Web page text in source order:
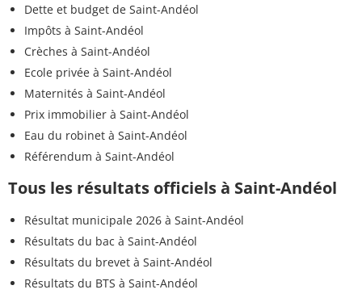
Dette et budget de Saint-Andéol
Impôts à Saint-Andéol
Crèches à Saint-Andéol
Ecole privée à Saint-Andéol
Maternités à Saint-Andéol
Prix immobilier à Saint-Andéol
Eau du robinet à Saint-Andéol
Référendum à Saint-Andéol
Tous les résultats officiels à Saint-Andéol
Résultat municipale 2026 à Saint-Andéol
Résultats du bac à Saint-Andéol
Résultats du brevet à Saint-Andéol
Résultats du BTS à Saint-Andéol